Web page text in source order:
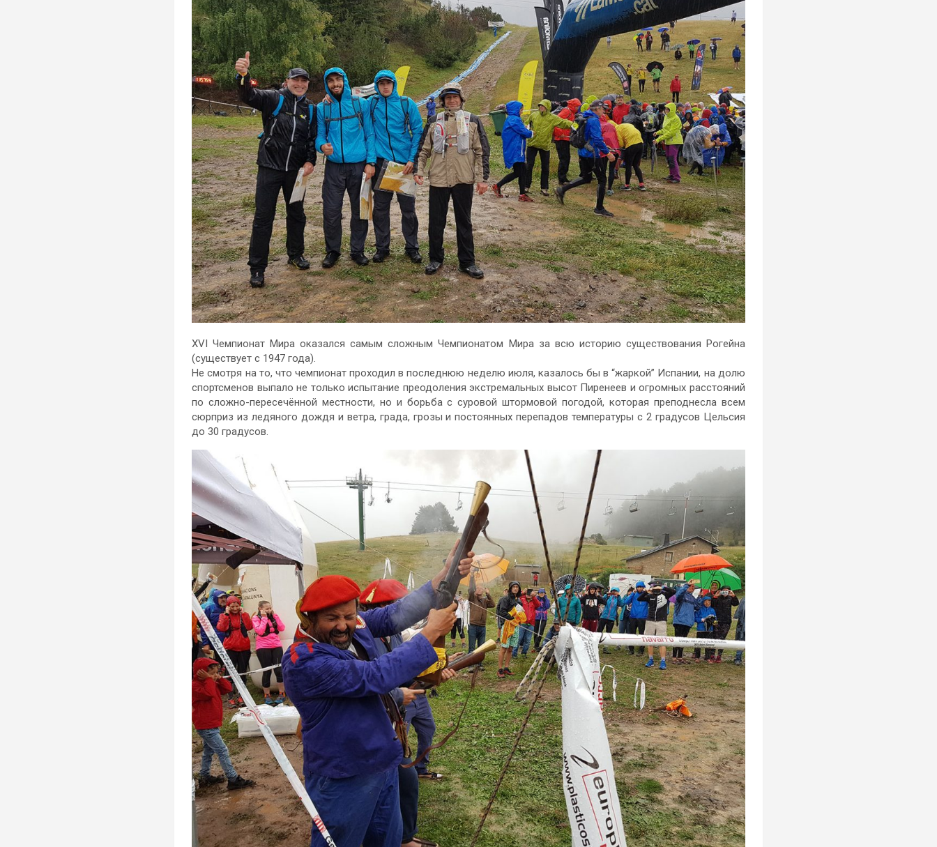
XVI Чемпионат Мира оказался самым сложным Чемпионатом Мира за всю историю существования Рогейна
(существует с 1947 года).
Не смотря на то, что чемпионат проходил в последнюю неделю июля, казалось бы в “жаркой” Испании, на долю
спортсменов выпало не только испытание преодоления экстремальных высот Пиренеев и огромных расстояний
по сложно-пересечённой местности, но и борьба с суровой штормовой погодой, которая преподнесла всем
сюрприз из ледяного дождя и ветра, града, грозы и постоянных перепадов температуры с 2 градусов Цельсия
до 30 градусов.